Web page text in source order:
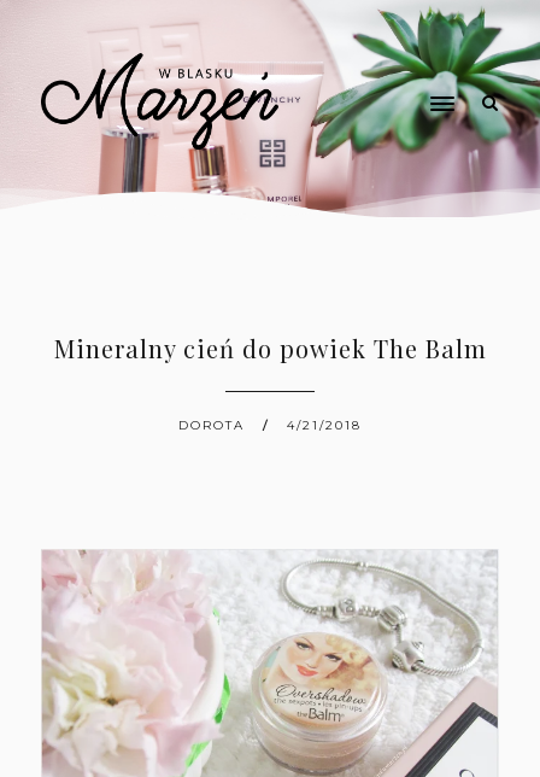
Mineralny cień do powiek The Balm
DOROTA 4/21/2018